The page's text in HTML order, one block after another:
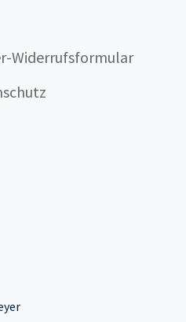
Widerrufsformular